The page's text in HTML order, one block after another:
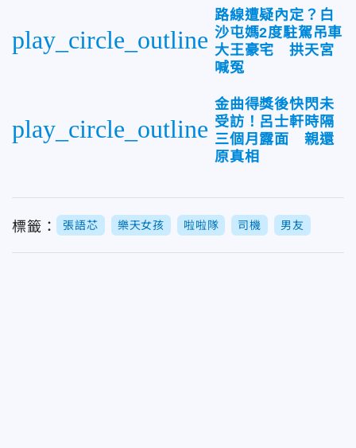
play_circle_outline
路線遭疑內定？白
沙屯媽2度駐駕吊車
大王豪宅 拱天宮
喊冤
play_circle_outline
金曲得獎後快閃未
受訪！呂士軒時隔
三個月露面 親還
原真相
標籤： 張語芯 樂天女孩 啦啦隊 司機 男友